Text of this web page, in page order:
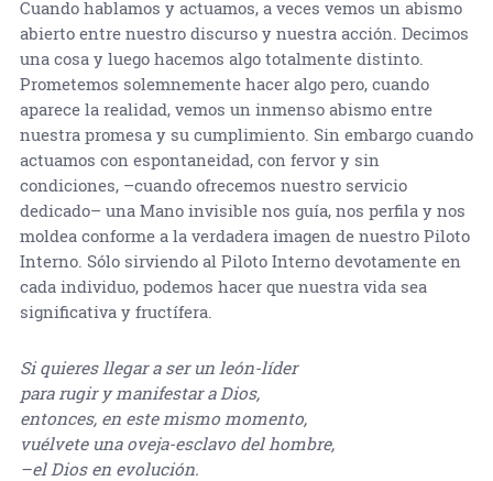
Cuando hablamos y actuamos, a veces vemos un abismo
abierto entre nuestro discurso y nuestra acción. Decimos
una cosa y luego hacemos algo totalmente distinto.
Prometemos solemnemente hacer algo pero, cuando
aparece la realidad, vemos un inmenso abismo entre
nuestra promesa y su cumplimiento. Sin embargo cuando
actuamos con espontaneidad, con fervor y sin
condiciones, –cuando ofrecemos nuestro servicio
dedicado– una Mano invisible nos guía, nos perfila y nos
moldea conforme a la verdadera imagen de nuestro Piloto
Interno. Sólo sirviendo al Piloto Interno devotamente en
cada individuo, podemos hacer que nuestra vida sea
significativa y fructífera.
Si quieres llegar a ser un león-líder
para rugir y manifestar a Dios,
entonces, en este mismo momento,
vuélvete una oveja-esclavo del hombre,
–el Dios en evolución.